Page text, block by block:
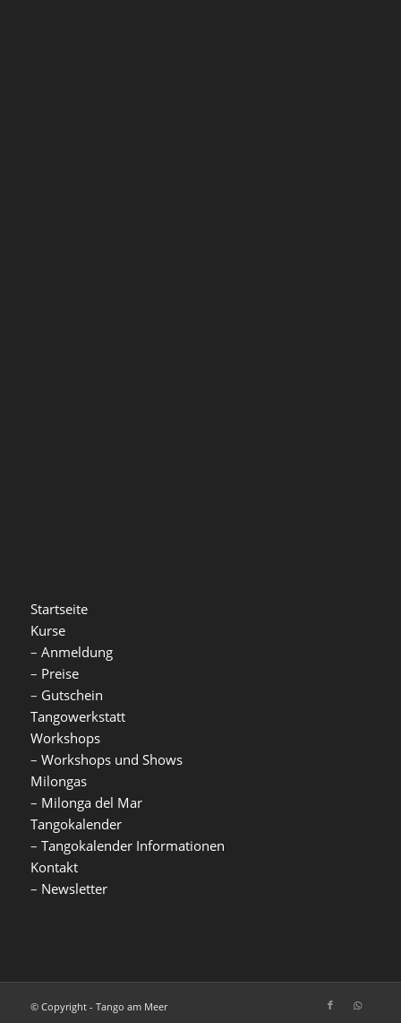
Startseite
Kurse
– Anmeldung
– Preise
– Gutschein
Tangowerkstatt
Workshops
– Workshops und Shows
Milongas
– Milonga del Mar
Tangokalender
– Tangokalender Informationen
Kontakt
– Newsletter
© Copyright - Tango am Meer